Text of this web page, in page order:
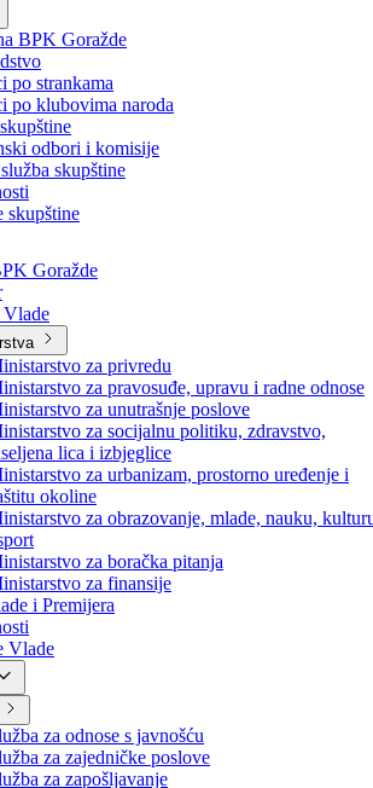
o gripi H1N1
virus
BPK Goražde
po strankama
po klubovima naroda
odbori i komisije
služba skupštine
skupštine
Goražde
Vlade
za privredu
za pravosuđe, upravu i radne odnose
za unutrašnje poslove
za socijalnu politiku, zdravstvo,
lica i izbjeglice
za urbanizam, prostorno uređenje i
okoline
za obrazovanje, mlade, nauku,
za boračka pitanja
za finansije
i Premijera
Vlade